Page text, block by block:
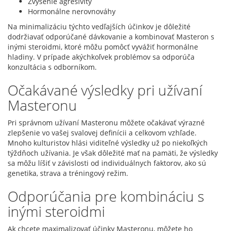
Hormonálne nerovnováhy
Na minimalizáciu týchto vedľajších účinkov je dôležité
dodržiavať odporúčané dávkovanie a kombinovať Masteron s
inými steroidmi, ktoré môžu pomôcť vyvážiť hormonálne
hladiny. V prípade akýchkoľvek problémov sa odporúča
konzultácia s odborníkom.
Očakávané výsledky pri užívaní
Masteronu
Pri správnom užívaní Masteronu môžete očakávať výrazné
zlepšenie vo vašej svalovej definícii a celkovom vzhľade.
Mnoho kulturistov hlási viditeľné výsledky už po niekoľkých
týždňoch užívania. Je však dôležité mať na pamäti, že výsledky
sa môžu líšiť v závislosti od individuálnych faktorov, ako sú
genetika, strava a tréningový režim.
Odporúčania pre kombináciu s
inými steroidmi
Ak chcete maximalizovať účinky Masteronu, môžete ho